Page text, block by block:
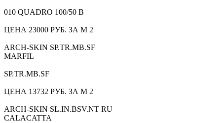
010 QUADRO 100/50 B
ЦЕНА 23000 РУБ. ЗА М 2
ARCH-SKIN SP.TR.MB.SF
MARFIL
SP.TR.MB.SF
ЦЕНА 13732 РУБ. ЗА М 2
ARCH-SKIN SL.IN.BSV.NT RU
CALACATTA